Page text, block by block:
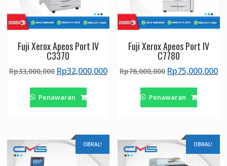
Fuji Xerox Apeos Port IV
C3370
Rp33,000,000 Harga
adalah:
Rp33,000,000.
Rp32,000,000Harga
Penawaran
Fuji Xerox Apeos Port IV
C7780
Rp76,000,000 Harga
adalah:
Rp76,000,000.
Rp75,000,000
Penawaran
OBRAL! OBRAL!